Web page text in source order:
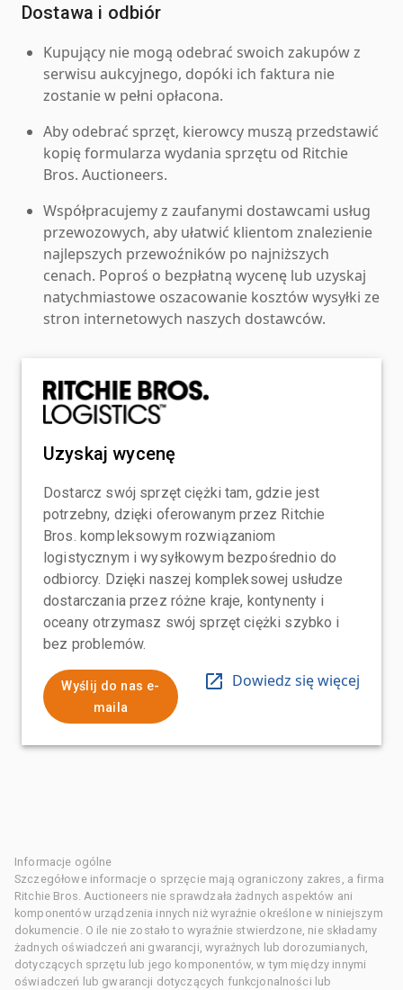
Dostawa i odbiór
Kupujący nie mogą odebrać swoich zakupów z
serwisu aukcyjnego, dopóki ich faktura nie
zostanie w pełni opłacona.
Aby odebrać sprzęt, kierowcy muszą przedstawić
kopię formularza wydania sprzętu od Ritchie
Bros. Auctioneers.
Współpracujemy z zaufanymi dostawcami usług
przewozowych, aby ułatwić klientom znalezienie
najlepszych przewoźników po najniższych
cenach. Poproś o bezpłatną wycenę lub uzyskaj
natychmiastowe oszacowanie kosztów wysyłki ze
stron internetowych naszych dostawców.
Uzyskaj wycenę
Dostarcz swój sprzęt ciężki tam, gdzie jest
potrzebny, dzięki oferowanym przez Ritchie
Bros. kompleksowym rozwiązaniom
logistycznym i wysyłkowym bezpośrednio do
odbiorcy. Dzięki naszej kompleksowej usłudze
dostarczania przez różne kraje, kontynenty i
oceany otrzymasz swój sprzęt ciężki szybko i
bez problemów.
Wyślij do nas e-
maila
Dowiedz się więcej
Informacje ogólne
Szczegółowe informacje o sprzęcie mają ograniczony zakres, a firma
Ritchie Bros. Auctioneers nie sprawdzała żadnych aspektów ani
komponentów urządzenia innych niż wyraźnie określone w niniejszym
dokumencie. O ile nie zostało to wyraźnie stwierdzone, nie składamy
żadnych oświadczeń ani gwarancji, wyraźnych lub dorozumianych,
dotyczących sprzętu lub jego komponentów, w tym między innymi
oświadczeń lub gwarancji dotyczących funkcjonalności lub